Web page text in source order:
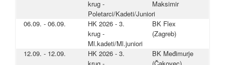
krug -
Poletarci/Kadeti/Juniori
Maksimir
06.09. - 06.09.
HK 2026 - 3.
krug -
Ml.kadeti/Ml.juniori
BK Flex
(Zagreb)
12.09. - 12.09.
HK 2026 - 3.
BK Međimurje